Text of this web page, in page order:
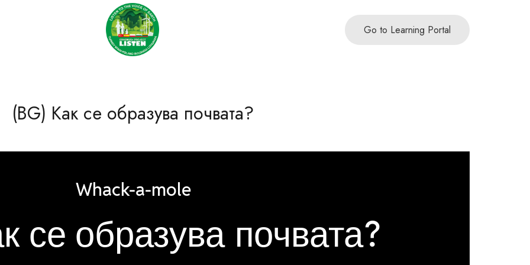
Go to Learning Portal
(BG) Как се образува почвата?